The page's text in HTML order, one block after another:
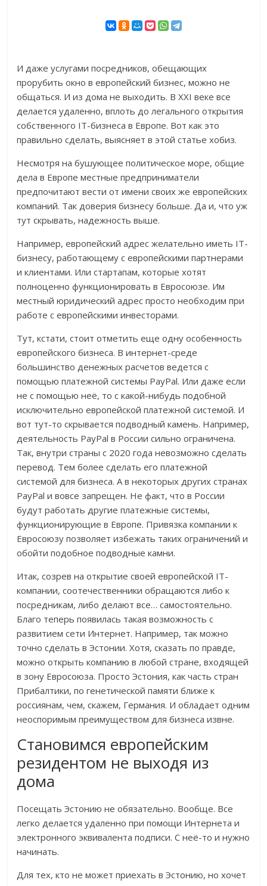
И даже услугами посредников, обещающих
прорубить окно в европейский бизнес, можно не
общаться. И из дома не выходить. В XXI веке все
делается удаленно, вплоть до легального открытия
собственного IT-бизнеса в Европе. Вот как это
правильно сделать, выясняет в этой статье хобиз.
Несмотря на бушующее политическое море, общие
дела в Европе местные предприниматели
предпочитают вести от имени своих же европейских
компаний. Так доверия бизнесу больше. Да и, что уж
тут скрывать, надежность выше.
Например, европейский адрес желательно иметь IT-
бизнесу, работающему с европейскими партнерами
и клиентами. Или стартапам, которые хотят
полноценно функционировать в Евросоюзе. Им
местный юридический адрес просто необходим при
работе с европейскими инвесторами.
Тут, кстати, стоит отметить еще одну особенность
европейского бизнеса. В интернет-среде
большинство денежных расчетов ведется с
помощью платежной системы PayPal. Или даже если
не с помощью неё, то с какой-нибудь подобной
исключительно европейской платежной системой. И
вот тут-то скрывается подводный камень. Например,
деятельность PayPal в России сильно ограничена.
Так, внутри страны с 2020 года невозможно сделать
перевод. Тем более сделать его платежной
системой для бизнеса. А в некоторых других странах
PayPal и вовсе запрещен. Не факт, что в России
будут работать другие платежные системы,
функционирующие в Европе. Привязка компании к
Евросоюзу позволяет избежать таких ограничений и
обойти подобное подводные камни.
Итак, созрев на открытие своей европейской IT-
компании, соотечественники обращаются либо к
посредникам, либо делают все… самостоятельно.
Благо теперь появилась такая возможность с
развитием сети Интернет. Например, так можно
точно сделать в Эстонии. Хотя, сказать по правде,
можно открыть компанию в любой стране, входящей
в зону Евросоюза. Просто Эстония, как часть стран
Прибалтики, по генетической памяти ближе к
россиянам, чем, скажем, Германия. И обладает одним
неоспоримым преимуществом для бизнеса извне.
Становимся европейским
резидентом не выходя из
дома
Посещать Эстонию не обязательно. Вообще. Все
легко делается удаленно при помощи Интернета и
электронного эквивалента подписи. С неё-то и нужно
начинать.
Для тех, кто не может приехать в Эстонию, но хочет